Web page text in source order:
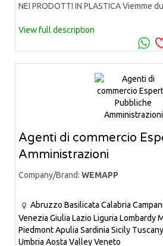
NEI PRODOTTI IN PLASTICA Viemme
View full description
Agenti di commercio
Amministrazioni
Company/Brand: WEMAPP
Abruzzo Basilicata Calabria
Venezia Giulia Lazio Liguria Lombardy
PiedmontApulia Sardinia Sicily Tuscany
Umbria Aosta ValleyVeneto